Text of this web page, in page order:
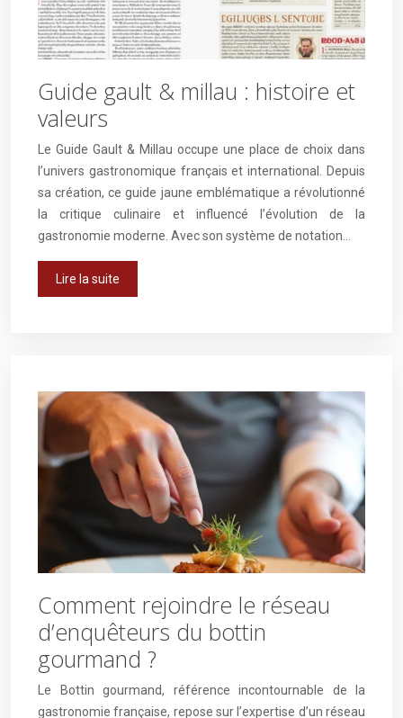
Guide gault & millau : histoire et
valeurs
Le Guide Gault & Millau occupe une place de choix dans
l’univers gastronomique français et international. Depuis
sa création, ce guide jaune emblématique a révolutionné
la critique culinaire et influencé l’évolution de la
gastronomie moderne. Avec son système de notation…
Lire la suite
Comment rejoindre le réseau
d’enquêteurs du bottin
gourmand ?
Le Bottin gourmand, référence incontournable de la
gastronomie française, repose sur l’expertise d’un réseau